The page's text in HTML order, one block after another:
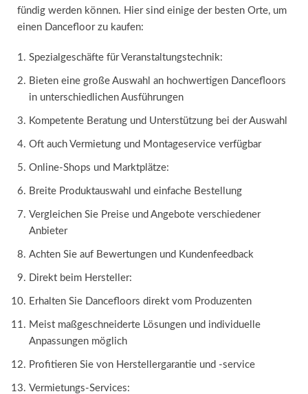
fündig werden können. Hier sind einige der besten Orte, um
einen Dancefloor zu kaufen:
Spezialgeschäfte für Veranstaltungstechnik:
Bieten eine große Auswahl an hochwertigen Dancefloors
in unterschiedlichen Ausführungen
Kompetente Beratung und Unterstützung bei der Auswahl
Oft auch Vermietung und Montageservice verfügbar
Online-Shops und Marktplätze:
Breite Produktauswahl und einfache Bestellung
Vergleichen Sie Preise und Angebote verschiedener
Anbieter
Achten Sie auf Bewertungen und Kundenfeedback
Direkt beim Hersteller:
Erhalten Sie Dancefloors direkt vom Produzenten
Meist maßgeschneiderte Lösungen und individuelle
Anpassungen möglich
Profitieren Sie von Herstellergarantie und -service
Vermietungs-Services: